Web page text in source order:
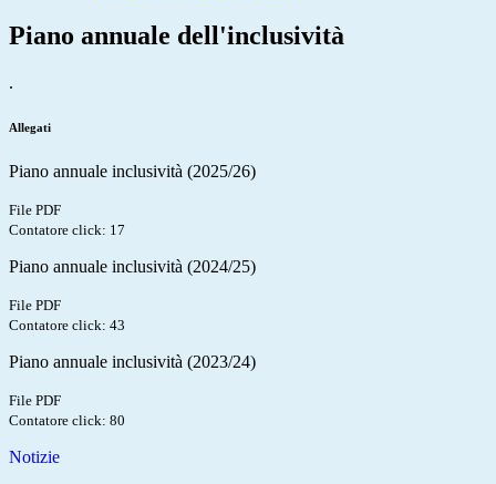
Piano annuale dell'inclusività
.
Allegati
Piano annuale inclusività (2025/26)
File PDF
Contatore click: 17
Piano annuale inclusività (2024/25)
File PDF
Contatore click: 43
Piano annuale inclusività (2023/24)
File PDF
Contatore click: 80
Notizie